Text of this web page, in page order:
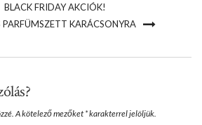
BLACK FRIDAY AKCIÓK!
PARFÜMSZETT KARÁCSONYRA
A kötelező mezőket *karakterrel jelöljük.